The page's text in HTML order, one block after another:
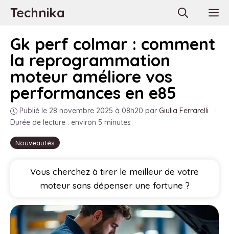
Aller
contenu
Technika
Nouveautés
Gk perf colmar : comment
la reprogrammation
moteur améliore vos
performances en e85
Publié le 28 novembre 2025 à 08h20 par Giulia Ferrarelli
·
Durée de lecture : environ 5 minutes
Vous cherchez à tirer le meilleur de votre
moteur sans dépenser une fortune ?